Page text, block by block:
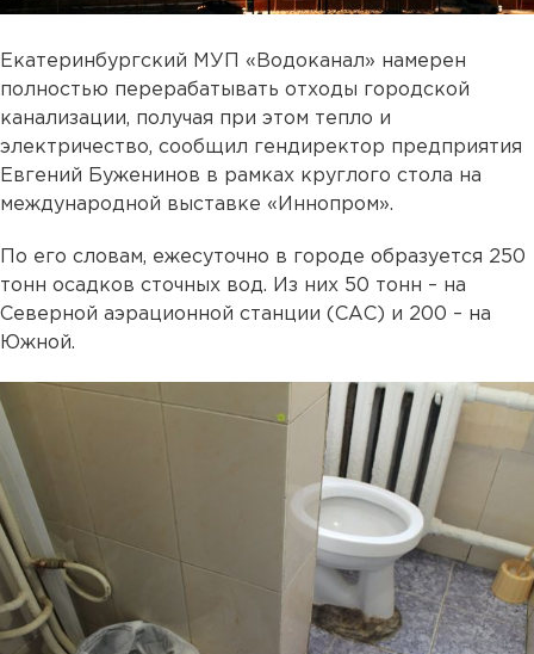
Екатеринбургский МУП «Водоканал» намерен
полностью перерабатывать отходы городской
канализации, получая при этом тепло и
электричество, сообщил гендиректор предприятия
Евгений Буженинов в рамках круглого стола на
международной выставке «Иннопром».
По его словам, ежесуточно в городе образуется 250
тонн осадков сточных вод. Из них 50 тонн – на
Северной аэрационной станции (САС) и 200 – на
Южной.